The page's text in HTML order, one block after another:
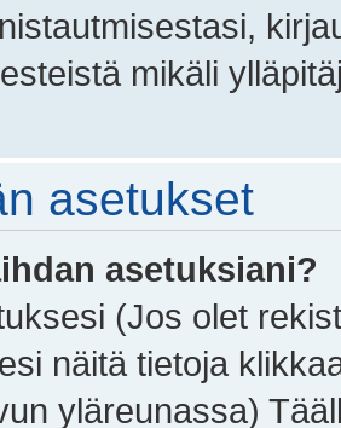
mikäli
asetukset
asetuksiani?
(Jos olet
näitä tietoja
yläreunassa)